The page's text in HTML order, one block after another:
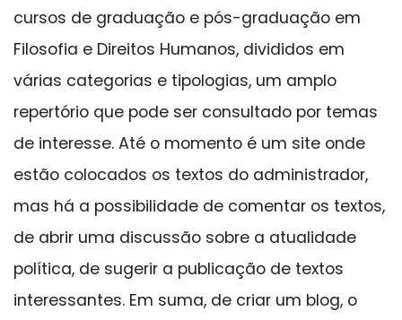
cursos de graduação e pós-graduação em
Filosofia e Direitos Humanos, divididos em
várias categorias e tipologias, um amplo
repertório que pode ser consultado por temas
de interesse. Até o momento é um site onde
estão colocados os textos do administrador,
mas há a possibilidade de comentar os textos,
de abrir uma discussão sobre a atualidade
política, de sugerir a publicação de textos
interessantes. Em suma, de criar um blog, o